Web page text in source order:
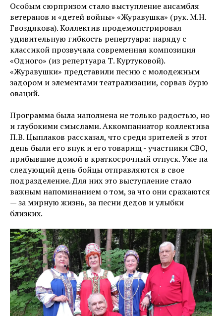
Особым сюрпризом стало выступление ансамбля
ветеранов и «детей войны» «Журавушка» (рук. М.Н.
Гвоздякова). Коллектив продемонстрировал
удивительную гибкость репертуара: наряду с
классикой прозвучала современная композиция
«Одного» (из репертуара Т. Куртуковой).
«Журавушки» представили песню с молодежным
задором и элементами театрализации, сорвав бурю
оваций.
Программа была наполнена не только радостью, но
и глубокими смыслами. Аккомпаниатор коллектива
П.В. Цыплаков рассказал, что среди зрителей в этот
день были его внук и его товарищ - участники СВО,
прибывшие домой в краткосрочный отпуск. Уже на
следующий день бойцы отправляются в свое
подразделение. Для них это выступление стало
важным напоминанием о том, за что они сражаются
— за мирную жизнь, за песни дедов и улыбки
близких.